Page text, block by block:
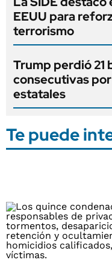
EEUU para
terrorismo
Trump perdió 21
consecutivas
estatales
Te puede